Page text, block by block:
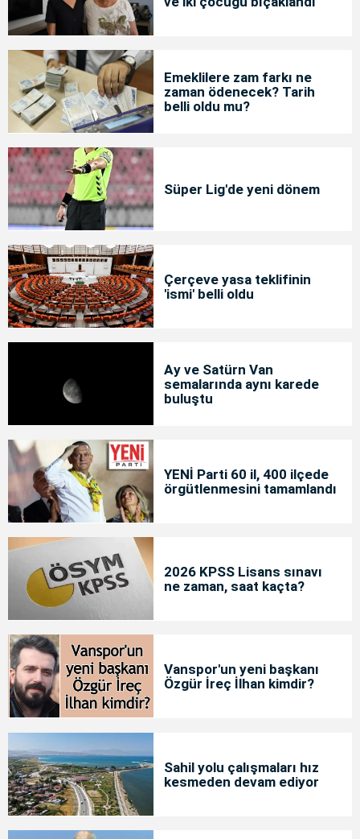
Emeklilere zam farkı ne
zaman ödenecek? Tarih
belli oldu mu?
Süper Lig'de yeni dönem
Çerçeve yasa teklifinin
'ismi' belli oldu
Ay ve Satürn Van
semalarında aynı karede
buluştu
YENİ Parti 60 il, 400 ilçede
örgütlenmesini tamamlandı
2026 KPSS Lisans sınavı
ne zaman, saat kaçta?
Vanspor'un yeni başkanı
Özgür İreç İlhan kimdir?
Sahil yolu çalışmaları hız
kesmeden devam ediyor